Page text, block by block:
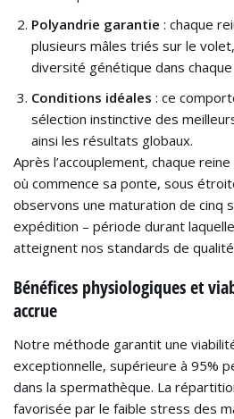
Polyandrie garantie : chaque
plusieurs mâles triés sur le
diversité génétique dans chaque
Conditions idéales : ce
sélection instinctive des
ainsi les résultats globaux.
Après l’accouplement, chaque
où commence sa ponte, sous
observons une maturation de cinq
expédition – période durant
atteignent nos standards de
Bénéfices physiologiques et
accrue
Notre méthode garantit une
exceptionnelle, supérieure à 95%
dans la spermathèque. La
favorisée par le faible stress des